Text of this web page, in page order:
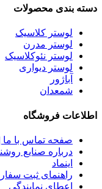
دسته بندی محصولات
لوستر کلاسیک
لوستر مدرن
لوستر نئوکلاسیک
لوستر دیواری
آباژور
شمعدان
اطلاعات فروشگاه
صفحه تماس با ما
درباره صنایع
اینماد
راهنمای ثبت
اعطای نمایندگی